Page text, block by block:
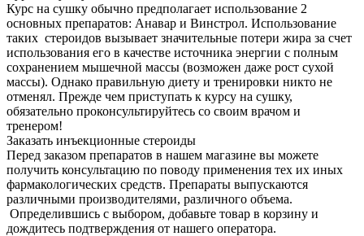
Курс на сушку обычно предполагает использование 2
основных препаратов: Анаваp и Винстрол. Использование
таких стероидов вызывает значительные потери жира за счет
использования его в качестве источника энергии с полным
сохранением мышечной массы (возможен даже рост сухой
массы). Однако правильную диету и тренировки никто не
отменял. Прежде чем приступать к курсу на сушку,
обязательно проконсультируйтесь со своим врачом и
тренером!
Заказать инъекционные стероиды
Перед заказом препаратов в нашем магазине вы можете
получить консультацию по поводу применения тех их иных
фармакологических средств. Препараты выпускаются
различными производителями, различного объема.
Определившись с выбором, добавьте товар в корзину и
дождитесь подтверждения от нашего оператора.